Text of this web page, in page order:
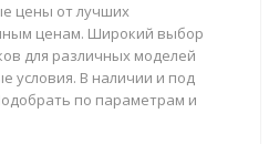
цены от лучших
ценам. Широкий выбор
для различных моделей
условия. В наличии и под
по параметрам и